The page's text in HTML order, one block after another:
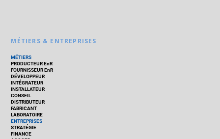
MÉTIERS & ENTREPRISES
MÉTIERS
PRODUCTEUR EnR
FOURNISSEUR EnR
DÉVELOPPEUR
INTÉGRATEUR
INSTALLATEUR
CONSEIL
DISTRIBUTEUR
FABRICANT
LABORATOIRE
ENTREPRISES
STRATÉGIE
FINANCE